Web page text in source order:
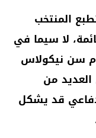
المنتخب
لا سيما في
سن نيكولاس
من
قد يشكل